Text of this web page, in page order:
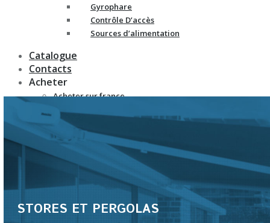
Gyrophare
Contrôle D’accès
Sources d’alimentation
Catalogue
Contacts
Acheter
Acheter sur france-
automatismes.com
STORES ET PERGOLAS